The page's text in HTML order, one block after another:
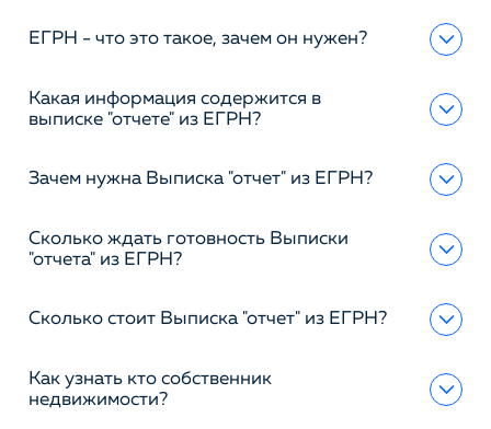
ЕГРН - что это такое, зачем он нужен?
Какая информация содержится в
выписке "отчете" из ЕГРН?
Зачем нужна Выписка "отчет" из ЕГРН?
Сколько ждать готовность Выписки
"отчета" из ЕГРН?
Сколько стоит Выписка "отчет" из ЕГРН?
Как узнать кто собственник
недвижимости?